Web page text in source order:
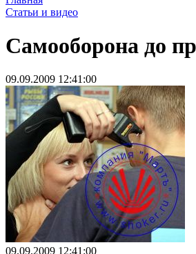
Статьи и видео
Самооборона до
09.09.2009 12:41:00
09.09.2009 12:41:00